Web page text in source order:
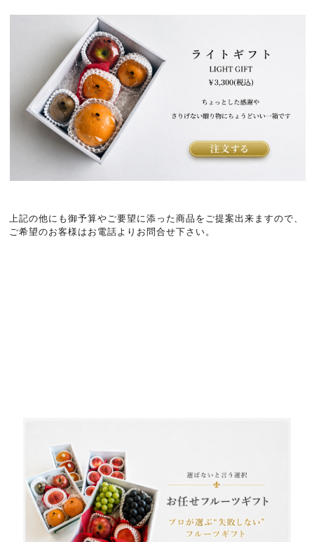
上記の他にも御予算やご要望に添った商品をご提案出来ますので、
ご希望のお客様はお電話よりお問合せ下さい。